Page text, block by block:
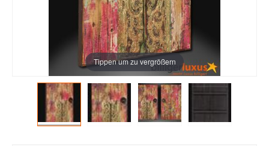
Tippen um zu vergrößern